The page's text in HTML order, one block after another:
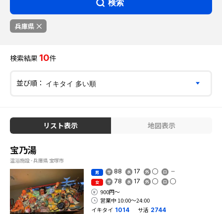
検索
兵庫県
検索結果 10件
並び順：
リスト表示 地図表示
宝乃湯
温浴施設 - 兵庫県 宝塚市
男 88 17
女 78 17
900円〜
営業中 10:00〜24:00
イキタイ 1014 サ活 2744